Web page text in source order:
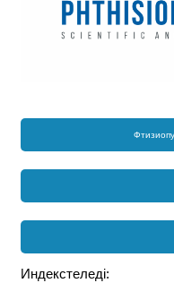
Индекстеледі: